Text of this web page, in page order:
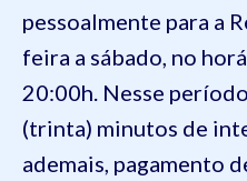
pessoalmente para a
feira a sábado, no
20:00h. Nesse
(trinta) minutos de
ademais, pagamento